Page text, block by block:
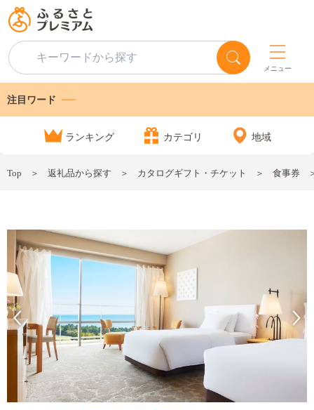
メニュー
注目ワード
ランキング カテゴリ 地域
Top 返礼品から探す カタログギフト・チケット 食事券